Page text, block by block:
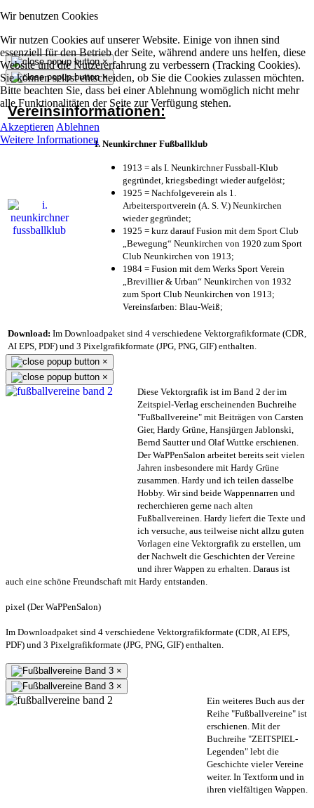
Wir benutzen Cookies
Wir nutzen Cookies auf unserer Website. Einige von ihnen sind
essenziell für den Betrieb der Seite, während andere uns helfen, diese
Website und die Nutzererfahrung zu verbessern (Tracking Cookies).
Sie können selbst entscheiden, ob Sie die Cookies zulassen möchten.
Bitte beachten Sie, dass bei einer Ablehnung womöglich nicht mehr
alle Funktionalitäten der Seite zur Verfügung stehen.
Akzeptieren Ablehnen
Weitere Informationen
×
×
Vereinsinformationen:
I. Neunkirchner Fußballklub
1913 = als I. Neunkirchner Fussball-Klub
gegründet, kriegsbedingt wieder aufgelöst;
1925 = Nachfolgeverein als 1.
Arbeitersportverein (A. S. V.) Neunkirchen
wieder gegründet;
1925 = kurz darauf Fusion mit dem Sport Club
„Bewegung“ Neunkirchen von 1920 zum Sport
Club Neunkirchen von 1913;
1984 = Fusion mit dem Werks Sport Verein
„Brevillier & Urban“ Neunkirchen von 1932
zum Sport Club Neunkirchen von 1913;
Vereinsfarben: Blau-Weiß;
Download: Im Downloadpaket sind 4 verschiedene Vektorgrafikformate (CDR,
AI EPS, PDF) und 3 Pixelgrafikformate (JPG, PNG, GIF) enthalten.
×
×
Diese Vektorgrafik ist im Band 2 der im
Zeitspiel-Verlag erscheinenden Buchreihe
"Fußballvereine" mit Beiträgen von Carsten
Gier, Hardy Grüne, Hansjürgen Jablonski,
Bernd Sautter und Olaf Wuttke erschienen.
Der WaPPenSalon arbeitet bereits seit vielen
Jahren insbesondere mit Hardy Grüne
zusammen. Hardy und ich teilen dasselbe
Hobby. Wir sind beide Wappennarren und
recherchieren gerne nach alten
Fußballvereinen. Hardy liefert die Texte und
ich versuche, aus teilweise nicht allzu guten
Vorlagen eine Vektorgrafik zu erstellen, um
der Nachwelt die Geschichten der Vereine
und ihrer Wappen zu erhalten. Daraus ist
auch eine schöne Freundschaft mit Hardy entstanden.
pixel (Der WaPPenSalon)
Im Downloadpaket sind 4 verschiedene Vektorgrafikformate (CDR, AI EPS,
PDF) und 3 Pixelgrafikformate (JPG, PNG, GIF) enthalten.
×
×
Ein weiteres Buch aus der
Reihe "Fußballvereine" ist
erschienen. Mit der
Buchreihe "ZEITSPIEL-
Legenden" lebt die
Geschichte vieler Vereine
weiter. In Textform und in
ihren vielfältigen Wappen.